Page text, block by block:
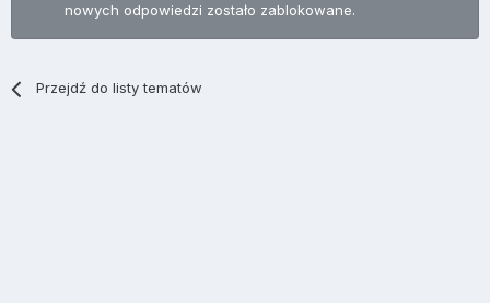
nowych odpowiedzi zostało zablokowane.
Przejdź do listy tematów